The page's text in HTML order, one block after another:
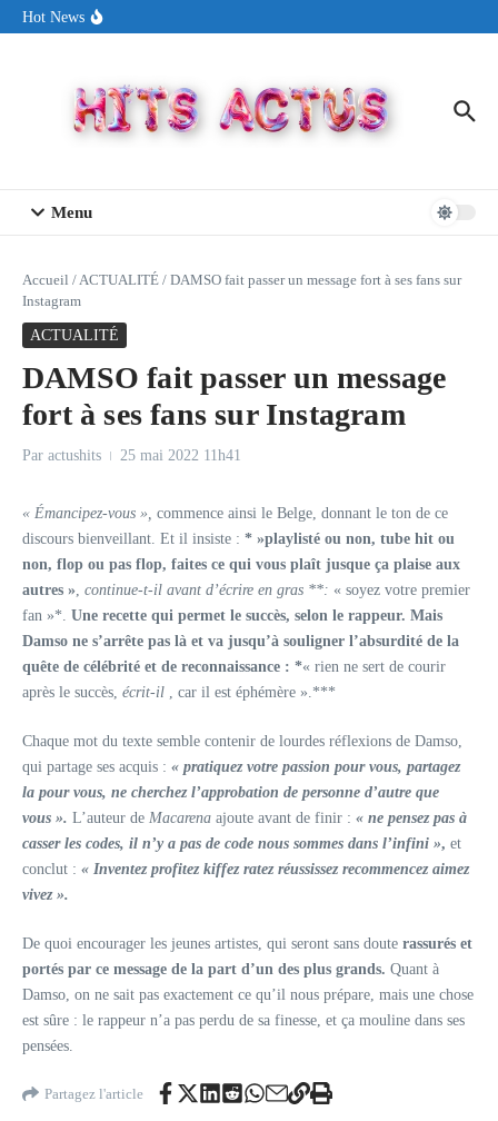
Aller au contenu
Hot News
« New Day »
Menu
Accueil /ACTUALITÉ / DAMSO fait passer un message fort à ses fans sur
Instagram
ACTUALITÉ
DAMSO fait passer un message
fort à ses fans sur Instagram
Par actushits 25 mai 2022 11h41
« Émancipez-vous », commence ainsi le Belge, donnant le ton de ce
discours bienveillant. Et il insiste : * »playlisté ou non, tube hit ou
non, flop ou pas flop, faites ce qui vous plaît jusque ça plaise aux
autres », continue-t-il avant d’écrire en gras **: « soyez votre premier
fan »*. Une recette qui permet le succès, selon le rappeur. Mais
Damso ne s’arrête pas là et va jusqu’à souligner l’absurdité de la
quête de célébrité et de reconnaissance : *« rien ne sert de courir
après le succès, écrit-il , car il est éphémère ».***
Chaque mot du texte semble contenir de lourdes réflexions de Damso,
qui partage ses acquis : « pratiquez votre passion pour vous, partagez
la pour vous, ne cherchez l’approbation de personne d’autre que
vous ». L’auteur de Macarena ajoute avant de finir : « ne pensez pas à
casser les codes, il n’y a pas de code nous sommes dans l’infini », et
conclut : « Inventez profitez kiffez ratez réussissez recommencez aimez
vivez ».
De quoi encourager les jeunes artistes, qui seront sans doute rassurés et
portés par ce message de la part d’un des plus grands. Quant à
Damso, on ne sait pas exactement ce qu’il nous prépare, mais une chose
est sûre : le rappeur n’a pas perdu de sa finesse, et ça mouline dans ses
pensées.
Partagez l'article